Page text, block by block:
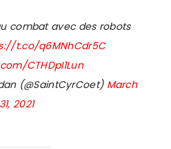
combat avec des robots
t.co/q6MNhCdr5C
CTHDpI1Lun
(@SaintCyrCoet) March
31, 2021